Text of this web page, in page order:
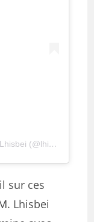
Une publication partagée par Karine Lhisbei (@lhisbei)
sur ces
Lhisbei